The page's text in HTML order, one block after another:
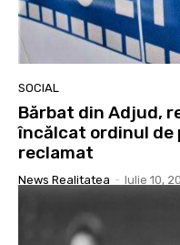
SOCIAL
Bărbat din Adjud,
încălcat ordinul de
reclamat
News Realitatea - Iulie 10,